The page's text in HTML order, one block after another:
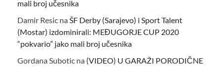
mali broj učesnika
Damir Resic naŠF Derby (Sarajevo) i Sport Talent
(Mostar) izdominirali: MEĐUGORJE CUP 2020
“pokvario” jako mali broj učesnika
Gordana Subotic na (VIDEO) U GARAŽI PORODIČNE